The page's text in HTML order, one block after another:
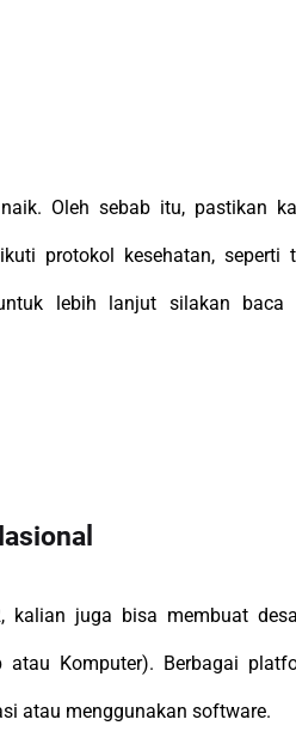
Oleh sebab itu, pastikan
protokol kesehatan, seperti
lebih lanjut silakan baca
kalian juga bisa membuat
Komputer). Berbagai
atau menggunakan software.